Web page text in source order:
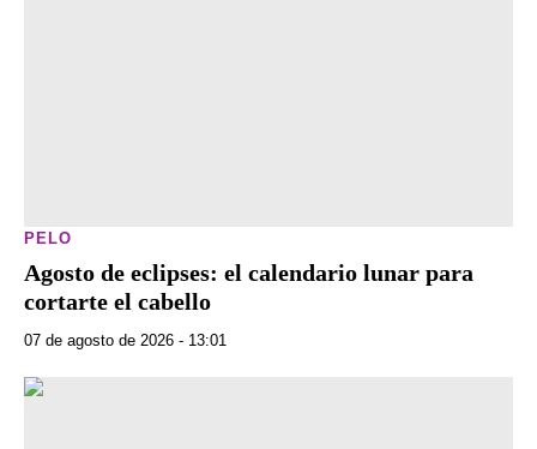
PELO
Agosto de eclipses: el calendario lunar para
cortarte el cabello
07 de agosto de 2026 - 13:01